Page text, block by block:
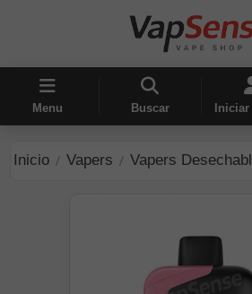
Menu Buscar Iniciar
Inicio Vapers Vapers